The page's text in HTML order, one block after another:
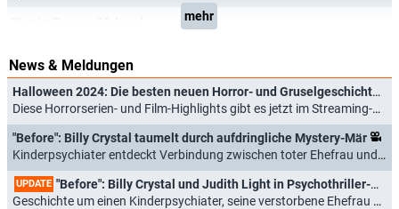
mehr
News & Meldungen
Halloween 2024: Die besten neuen Horror- und Gruselgeschichten bei Netflix & Co.
Diese Horrorserien- und Film-Highlights gibt es jetzt im Streaming-Angebot (30.10.2024)
"Before": Billy Crystal taumelt durch aufdringliche Mystery-Mär
Kinderpsychiater entdeckt Verbindung zwischen toter Ehefrau und neuem Patienten (25.10.2024)
UPDATE "Before": Billy Crystal und Judith Light in Psychothriller-Miniserie
Geschichte um einen Kinderpsychiater, seine verstorbene Ehefrau und einen jungen Patienten (31.07.2024)